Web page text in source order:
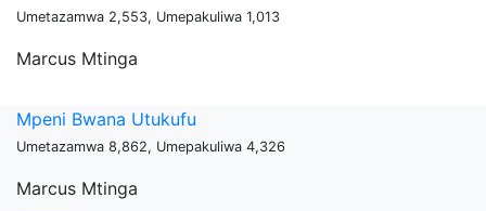
Umetazamwa 2,553, Umepakuliwa 1,013
Marcus Mtinga
Mpeni Bwana Utukufu
Umetazamwa 8,862, Umepakuliwa 4,326
Marcus Mtinga